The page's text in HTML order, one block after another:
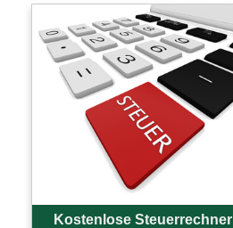
Kostenlose Steuerrechner